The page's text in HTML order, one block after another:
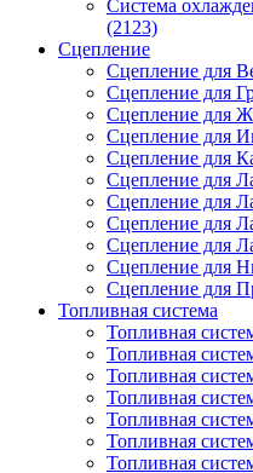
Система
(2123)
Сцепление
Сцепление для
Сцепление для
Сцепление для
Сцепление для
Сцепление для
Сцепление для
Сцепление для
Сцепление для
Сцепление для
Сцепление для
Сцепление для
Топливная система
Топливная
Топливная
Топливная
Топливная
Топливная
Топливная
Топливная